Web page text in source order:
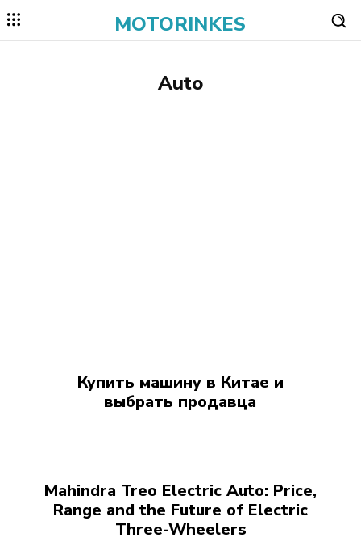
MOTORINKES
Auto
Купить машину в Китае и
выбрать продавца
Mahindra Treo Electric Auto: Price,
Range and the Future of Electric
Three-Wheelers